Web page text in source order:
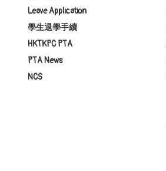
Leave Application
學生退學手續
HKTKPC PTA
PTA News
NCS